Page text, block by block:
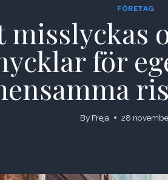
FÖRETAG
misslyckas
för
By Freja 28